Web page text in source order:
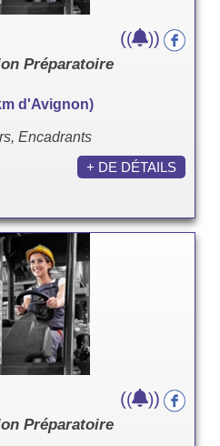
Préparatoire
d'Avignon)
Encadrants
(( ))
+ DE DÉTAILS
Préparatoire
(( ))